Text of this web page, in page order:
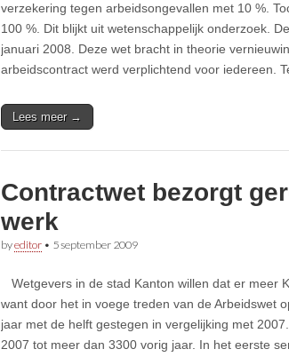
verzekering tegen arbeidsongevallen met 10 %.
100 %. Dit blijkt uit wetenschappelijk onderzoek.
januari 2008. Deze wet bracht in theorie
arbeidscontract werd verplichtend voor iedereen.
Lees meer →
Contractwet bezorgt
werk
byeditor • 5 september 2009
Wetgevers in de stad Kanton willen dat er meer
want door het in voege treden van de Arbeidswet
jaar met de helft gestegen in vergelijking met
2007 tot meer dan 3300 vorig jaar. In het eerste